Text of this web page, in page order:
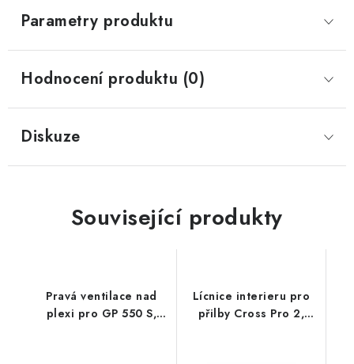
Parametry produktu
Hodnocení produktu (0)
Diskuze
Související produkty
Pravá ventilace nad
plexi pro GP 550 S,
Lícnice interieru pro
přilby Cross Pro 2,